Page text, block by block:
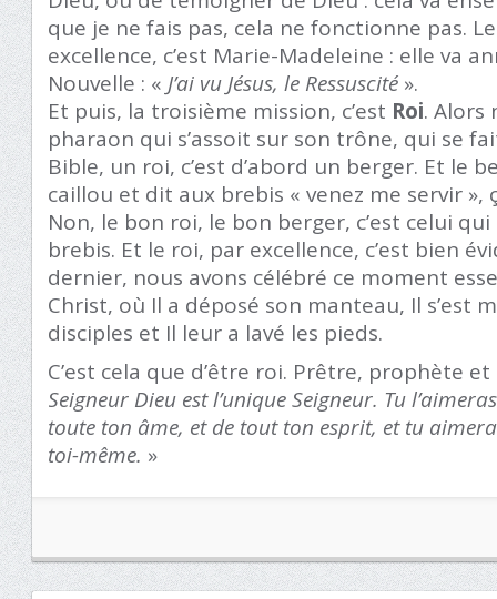
que je ne fais pas, cela ne fonctionne pas.
excellence, c’est Marie-Madeleine : elle va
Nouvelle : « J’ai vu Jésus, le Ressuscité ».
Et puis, la troisième mission, c’est Roi. Alors
pharaon qui s’assoit sur son trône, qui se
Bible, un roi, c’est d’abord un berger. Et le
caillou et dit aux brebis « venez me servir »,
Non, le bon roi, le bon berger, c’est celui
brebis. Et le roi, par excellence, c’est bien
dernier, nous avons célébré ce moment
Christ, où Il a déposé son manteau, Il s’est
disciples et Il leur a lavé les pieds.
C’est cela que d’être roi. Prêtre, prophète
Seigneur Dieu est l’unique Seigneur. Tu
toute ton âme, et de tout ton esprit, et tu
toi-même. »